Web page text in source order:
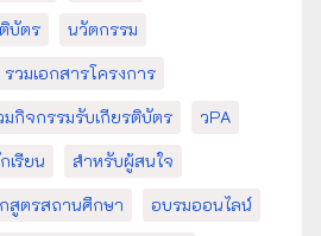
บัตร
นวัตกรรม
รวมเอกสารโครงการ
มกิจกรรมรับเกียรติบัตร
วPA
เรียน
สำหรับผู้สนใจ
สูตรสถานศึกษา อบรมออนไลน์